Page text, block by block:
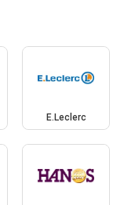
E.Leclerc